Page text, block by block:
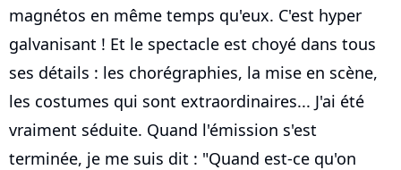
magnétos en même temps qu'eux. C'est hyper
galvanisant ! Et le spectacle est choyé dans tous
ses détails : les chorégraphies, la mise en scène,
les costumes qui sont extraordinaires... J'ai été
vraiment séduite. Quand l'émission s'est
terminée, je me suis dit : "Quand est-ce qu'on